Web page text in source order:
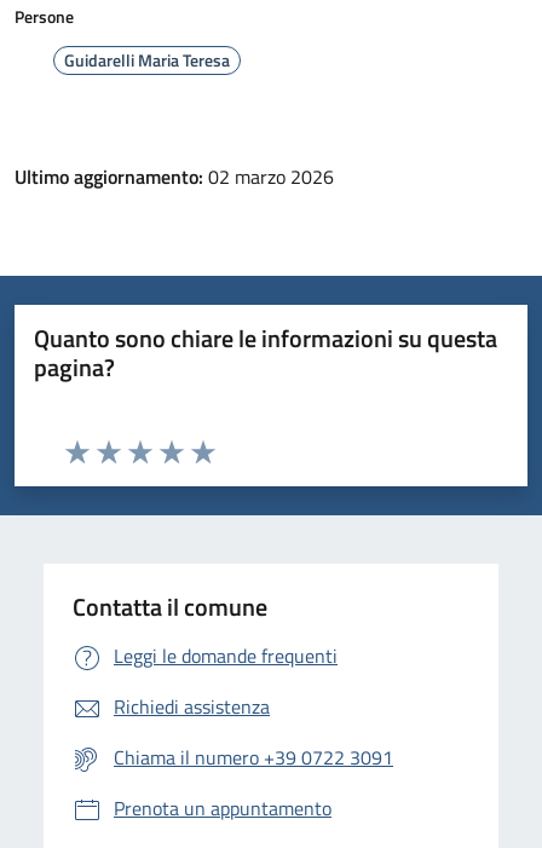
Persone
Guidarelli Maria Teresa
Ultimo aggiornamento: 02 marzo 2026
Quanto sono chiare le informazioni su questa
pagina?
Valuta da 1 a 5 stelle la pagina
Valuta 5 stelle su 5
Valuta 4 stelle su 5
Valuta 3 stelle su 5
Valuta 2 stelle su 5
Valuta 1 stelle su 5
Contatta il comune
Leggi le domande frequenti
Richiedi assistenza
Chiama il numero +39 0722 3091
Prenota un appuntamento